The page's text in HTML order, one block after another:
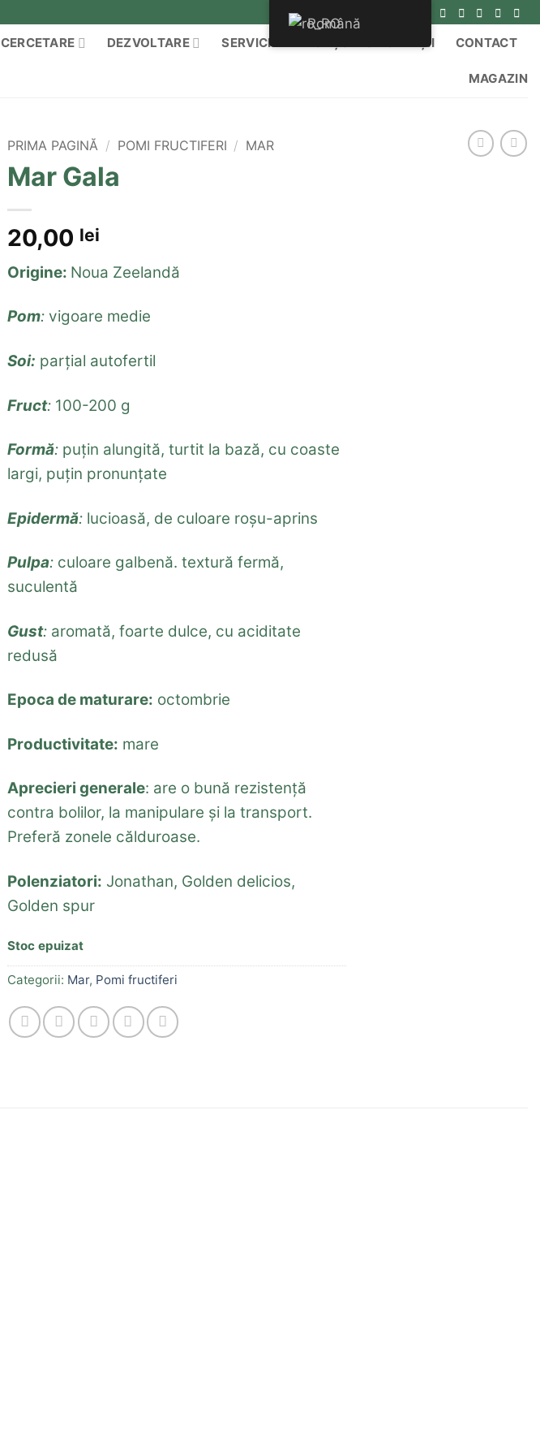
CERCETARE DEZVOLTARE SERVICII ANUNȚURI & ACHIZIȚII CONTACT
MAGAZIN
PRIMA PAGINĂ / POMI FRUCTIFERI / MAR
Mar Gala
20,00 lei
Origine: Noua Zeelandă
Pom: vigoare medie
Soi: parțial autofertil
Fruct: 100-200 g
Formă: puțin alungită, turtit la bază, cu coaste
largi, puțin pronunțate
Epidermă: lucioasă, de culoare roșu-aprins
Pulpa: culoare galbenă. textură fermă,
suculentă
Gust: aromată, foarte dulce, cu aciditate
redusă
Epoca de maturare: octombrie
Productivitate: mare
Aprecieri generale: are o bună rezistență
contra bolilor, la manipulare și la transport.
Preferă zonele călduroase.
Polenziatori: Jonathan, Golden delicios,
Golden spur
Stoc epuizat
Categorii: Mar, Pomi fructiferi
Română